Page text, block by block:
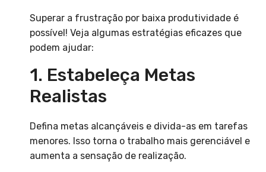
Superar a frustração por baixa produtividade é
possível! Veja algumas estratégias eficazes que
podem ajudar:
1. Estabeleça Metas
Realistas
Defina metas alcançáveis e divida-as em tarefas
menores. Isso torna o trabalho mais gerenciável e
aumenta a sensação de realização.